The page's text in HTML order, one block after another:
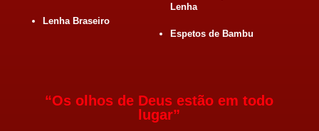
Lenha Braseiro
Lenha
Espetos de Bambu
“Os olhos de Deus estão em todo
lugar”